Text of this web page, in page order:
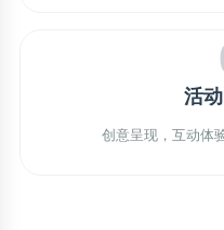
活
创意呈现，互动体